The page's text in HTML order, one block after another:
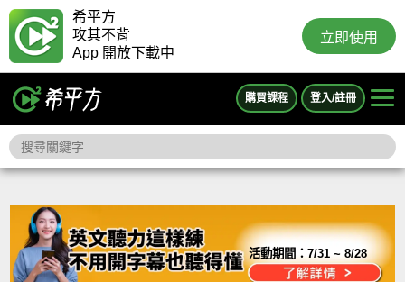
希平方
攻其不背
App 開放下載中
立即使用
購買課程 登入/註冊
活動期間：7/31 ~ 8/28